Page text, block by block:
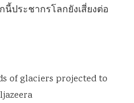
นี้ประชากรโลกยังเสี่ยงต่อ
of glaciers projected to